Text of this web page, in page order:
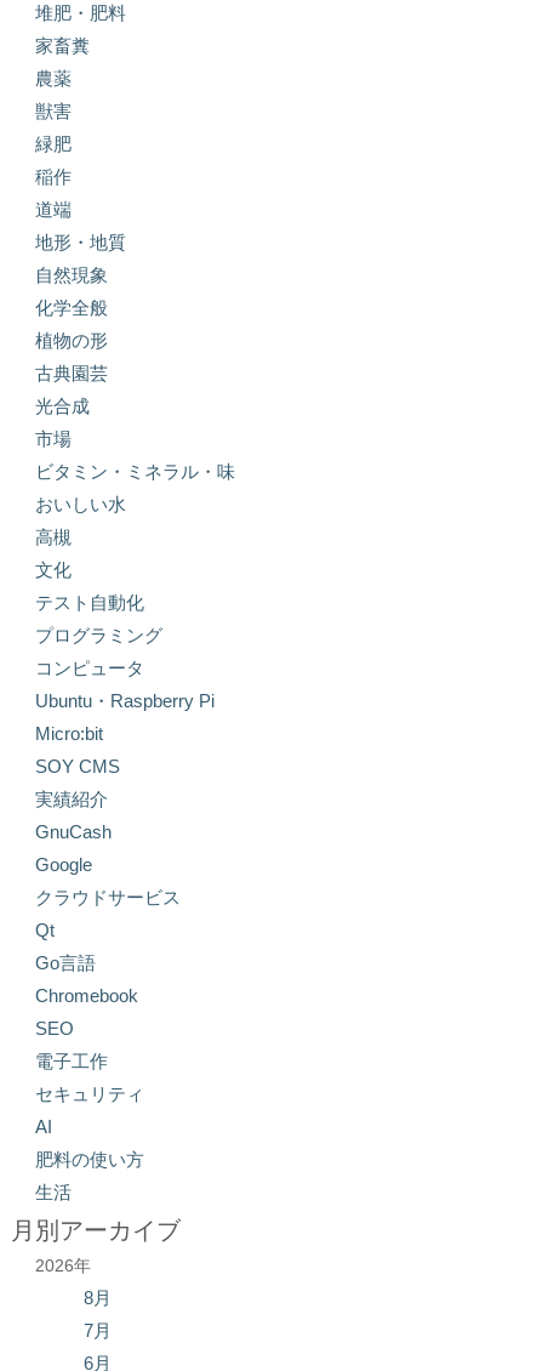
堆肥・肥料
家畜糞
農薬
獣害
緑肥
稲作
道端
地形・地質
自然現象
化学全般
植物の形
古典園芸
光合成
市場
ビタミン・ミネラル・味
おいしい水
高槻
文化
テスト自動化
プログラミング
コンピュータ
Ubuntu・Raspberry Pi
Micro:bit
SOY CMS
実績紹介
GnuCash
Google
クラウドサービス
Qt
Go言語
Chromebook
SEO
電子工作
セキュリティ
AI
肥料の使い方
生活
月別アーカイブ
2026年
8月
7月
6月